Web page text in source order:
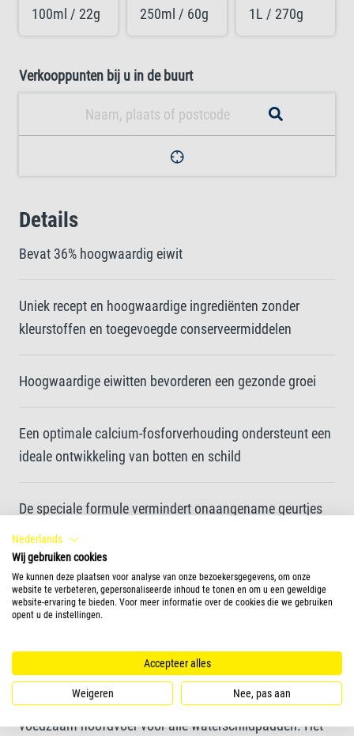
100ml / 22g 250ml / 60g 1L / 270g
Verkooppunten bij u in de buurt
Details
Bevat 36% hoogwaardig eiwit
Uniek recept en hoogwaardige ingrediënten zonder
kleurstoffen en toegevoegde conserveermiddelen
Hoogwaardige eiwitten bevorderen een gezonde groei
Een optimale calcium-fosforverhouding ondersteunt een
ideale ontwikkeling van botten en schild
De speciale formule vermindert onaangename geurtjes
Voedervorm
sticks
Meer informatie
Tetra ReptoMin Sticks is een uitgebalanceerd en
voedzaam hoofdvoer voor alle waterschildpadden. Het
Nederlands
Wij gebruiken cookies
We kunnen deze plaatsen voor analyse van onze bezoekersgegevens, om onze
website te verbeteren, gepersonaliseerde inhoud te tonen en om u een geweldige
website-ervaring te bieden. Voor meer informatie over de cookies die we gebruiken
opent u de instellingen.
Accepteer alles
Weigeren Nee, pas aan